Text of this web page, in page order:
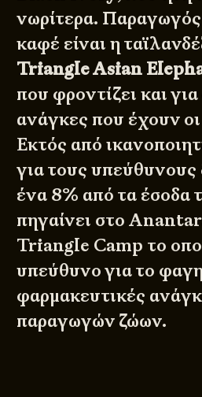
νωρίτερα.
καφέ είναι η
Triangle Asian
που φροντίζει και
ανάγκες που έχουν
Εκτός από
για τους
ένα 8% από τα έσοδα
πηγαίνει στο
Triangle Camp το
υπεύθυνο για το
φαρμακευτικές
παραγωγών ζώων.